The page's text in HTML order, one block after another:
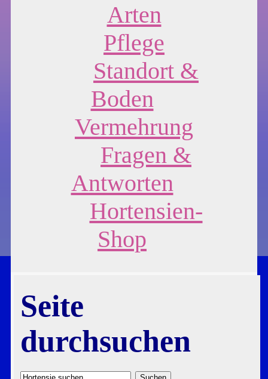
Arten
Pflege
Standort &
Boden
Vermehrung
Fragen &
Antworten
Hortensien-
Shop
Seite
durchsuchen